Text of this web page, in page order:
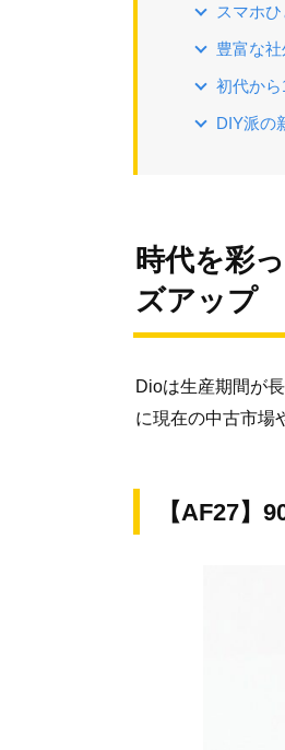
スマホ
豊富な
初代から
DIY派の
時代を彩
ズアップ
Dioは生産期間が
に現在の中古市場
【AF27】